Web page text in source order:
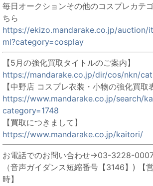
毎日オークションその他のコスプレカテ
ちら
https://ekizo.mandarake.co.jp/auction/
ml?category=cosplay
【5月の強化買取タイトルのご案内】
https://mandarake.co.jp/dir/cos/nkn/
【中野店 コスプレ衣装・小物の強化買取
https://www.mandarake.co.jp/search/
category=1748
【買取につきまして】
https://www.mandarake.co.jp/kaitori/
お電話でのお問い合わせ→03-3228-
（音声ガイダンス短縮番号【3146】) 【
時】